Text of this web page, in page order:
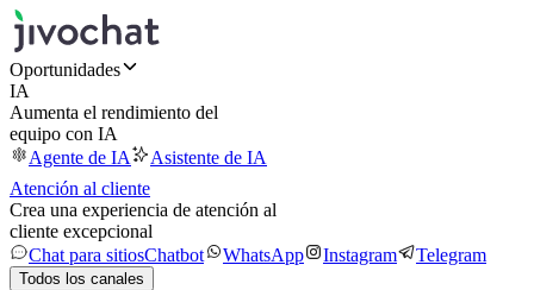
Oportunidades
IA
Aumenta el rendimiento del
equipo con IA
Agente de IA
Asistente de IA
Atención al cliente
Crea una experiencia de atención al
cliente excepcional
Chat para sitiosChatbot WhatsApp Instagram Telegram
Todos los canales